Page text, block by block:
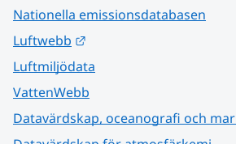
Nationella emissionsdatabasen
Luftwebb
Luftmiljödata
VattenWebb
Datavärdskap, oceanografi och